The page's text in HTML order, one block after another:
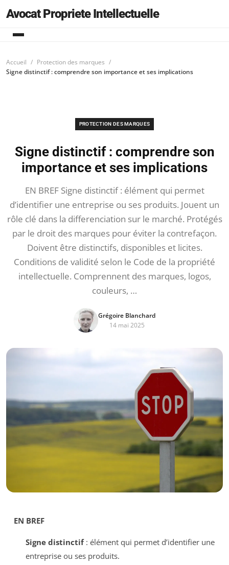
Avocat Propriete Intellectuelle
Accueil
Protection des marques
Signe distinctif : comprendre son importance et ses implications
PROTECTION DES MARQUES
Signe distinctif : comprendre son
importance et ses implications
EN BREF Signe distinctif : élément qui permet
d’identifier une entreprise ou ses produits. Jouent un
rôle clé dans la differenciation sur le marché. Protégés
par le droit des marques pour éviter la contrefaçon.
Doivent être distinctifs, disponibles et licites.
Conditions de validité selon le Code de la propriété
intellectuelle. Comprennent des marques, logos,
couleurs, …
Grégoire Blanchard
14 mai 2025
EN BREF
Signe distinctif: élément qui permet d’identifier une
entreprise ou ses produits.